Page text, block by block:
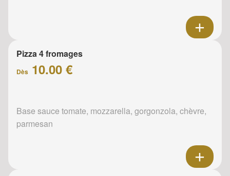
Pizza 4 fromages
Dès 10.00 €
Base sauce tomate, mozzarella, gorgonzola, chèvre,
parmesan